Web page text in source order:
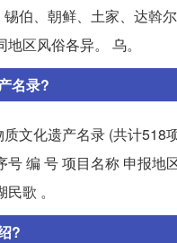
伯、朝鲜、土家、达斡
区风俗各异。 乌。
名录?
文化遗产名录 (共计518
号 编 号 项目名称 申报地
歌 。
?